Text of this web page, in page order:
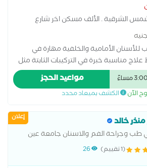
الشرقية . الألف مسكن اخر شارع
ش عبد المحسن الوسيمى تقاطع شارع الانتاج اعلى
اولاد محمود ...
جنيه
الأمامية والخلفية مهارة في
مناسبة خبرة في التركيبات الثابتة مثل
التركيبات المتحركة والأطقم الجزئية
الحشوات التجميلية والعلاجية خبرة في
الاهتمام براحة المريض وجودة العلاج
تطوير مستمر للمهارات ومواكبة
مواعيد الحجز
الآن الكشف بميعاد محدد
إعلان خالد
طب وجراحة الفم والاسنان جامعة عين
(1 تقييم) 26